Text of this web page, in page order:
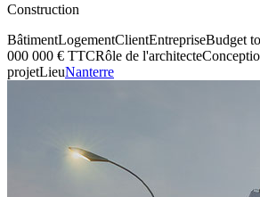
Construction
BâtimentLogementClientEntrepriseBudget
000 000 € TTCRôle de l'architecte
projetLieuNanterre